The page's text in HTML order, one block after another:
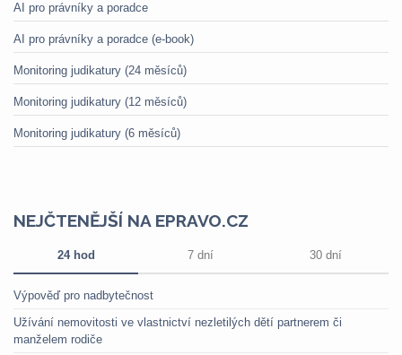
AI pro právníky a poradce
AI pro právníky a poradce (e-book)
Monitoring judikatury (24 měsíců)
Monitoring judikatury (12 měsíců)
Monitoring judikatury (6 měsíců)
NEJČTENĚJŠÍ NA EPRAVO.CZ
24 hod 7 dní 30 dní
Výpověď pro nadbytečnost
Užívání nemovitosti ve vlastnictví nezletilých dětí partnerem či
manželem rodiče